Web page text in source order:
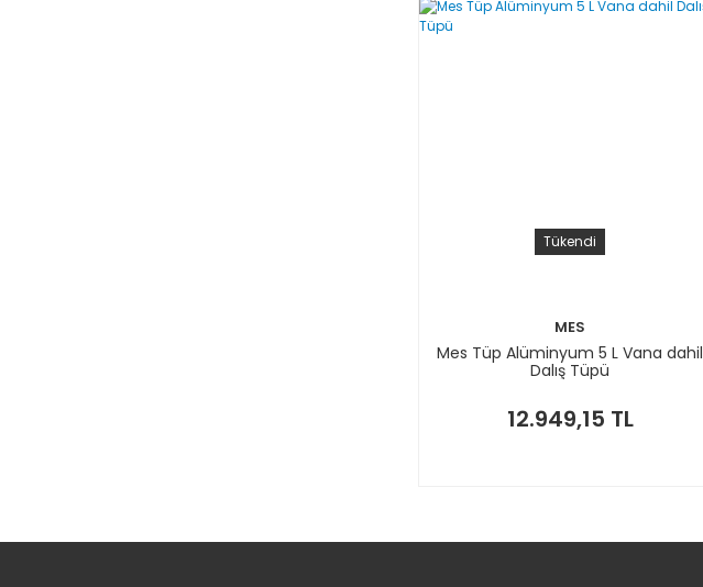
Tükendi
MES
Mes Tüp Alüminyum 5 L Vana dahil
Dalış Tüpü
12.949,15 TL